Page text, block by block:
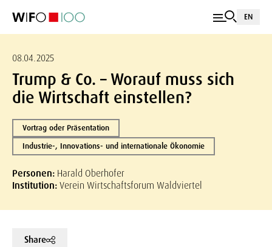
EN
08.04.2025
Trump & Co. – Worauf muss sich
die Wirtschaft einstellen?
Vortrag oder Präsentation
Industrie-, Innovations- und internationale Ökonomie
Personen: Harald Oberhofer
Institution:Verein Wirtschaftsforum Waldviertel
Share